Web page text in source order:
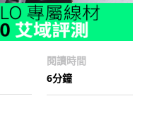
閱讀時間
6分鐘